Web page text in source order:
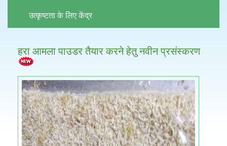
उत्कृष्टता के लिए केंद्र
हरा आमला पाउडर तैयार करने हेतु नवीन प्रसंस्‍करण